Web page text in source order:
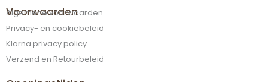
Voorwaarden
Algemene voorwaarden
Privacy- en cookiebeleid
Klarna privacy policy
Verzend en Retourbeleid